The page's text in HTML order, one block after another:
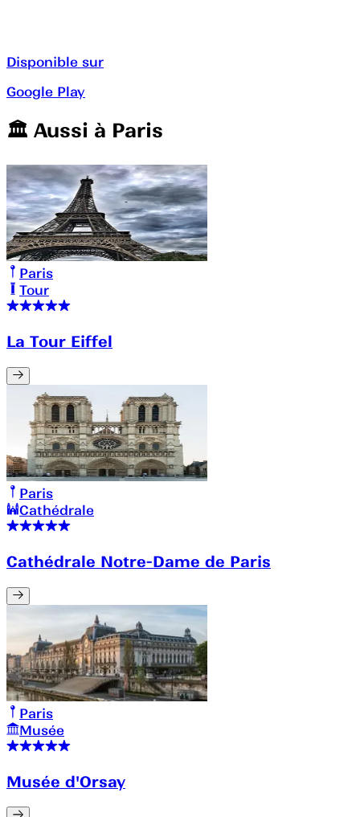
Disponible sur
Google Play
🏛️️ Aussi à Paris
Paris
Tour
La Tour Eiffel
Paris
Cathédrale
Cathédrale Notre-Dame de Paris
Paris
Musée
Musée d'Orsay